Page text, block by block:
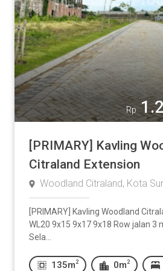
Rp
[PRIMARY] Kavling
Citraland Extension
Woodland Citraland, Kota
[PRIMARY] Kavling Woodland
WL20 9x15 9x17 9x18 Row jalan 3
Sela...
135m 2 0m 2